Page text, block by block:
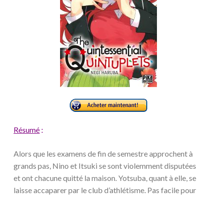
Résumé :
Alors que les examens de fin de semestre approchent à
grands pas, Nino et Itsuki se sont violemment disputées
et ont chacune quitté la maison. Yotsuba, quant à elle, se
laisse accaparer par le club d’athlétisme. Pas facile pour